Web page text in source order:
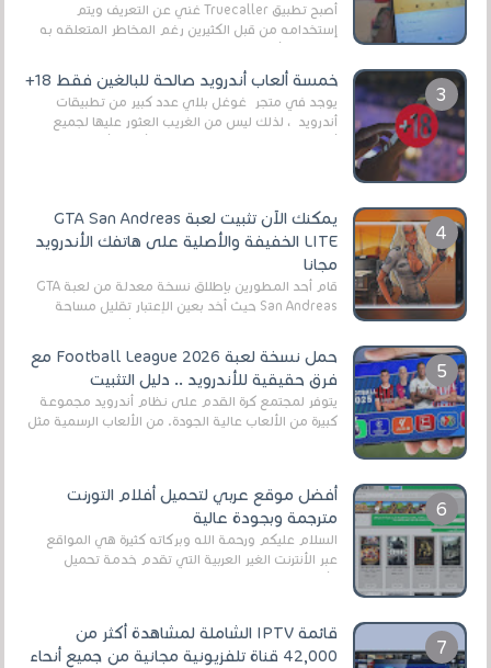
أصبح تطبيق Truecaller غني عن التعريف ويتم
إستخدامه من قبل الكثيرين رغم المخاطر المتعلقه به
خمسة ألعاب أندرويد صالحة للبالغين فقط 18+
يوجد في متجر غوغل بلاي عدد كبير من تطبيقات
أندرويد ، لذلك ليس من الغريب العثور عليها لجميع
يمكنك الآن تثبيت لعبة GTA San Andreas
LITE الخفيفة والأصلية على هاتفك الأندرويد
مجانا
قام أحد المطورين بإطلاق نسخة معدلة من لعبة GTA
San Andreas حيث أخد بعين الإعتبار تقليل مساحة
حمل نسخة لعبة Football League 2026 مع
فرق حقيقية للأندرويد .. دليل التثبيت
يتوفر لمجتمع كرة القدم على نظام أندرويد مجموعة
كبيرة من الألعاب عالية الجودة. من الألعاب الرسمية مثل
أفضل موقع عربي لتحميل أفلام التورنت
مترجمة وبجودة عالية
السلام عليكم ورحمة الله وبركاته كثيرة هي المواقع
عبر الأنترنت الغير العربية التي تقدم خدمة تحميل
قائمة IPTV الشاملة لمشاهدة أكثر من
42,000 قناة تلفزيونية مجانية من جميع أنحاء